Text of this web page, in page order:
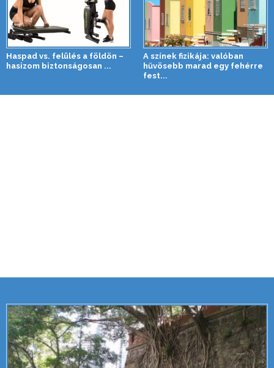
Haspad vs. felülés a földön –
hasizom biztonságosan ...
A színek fizikája: valóban
hűvösebb marad egy fehérre
fest...